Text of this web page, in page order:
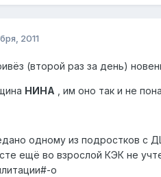
2011
(второй раз за день)
НИНА , им оно так и не
одному из подростков с
ещё во взрослой КЭК не
o